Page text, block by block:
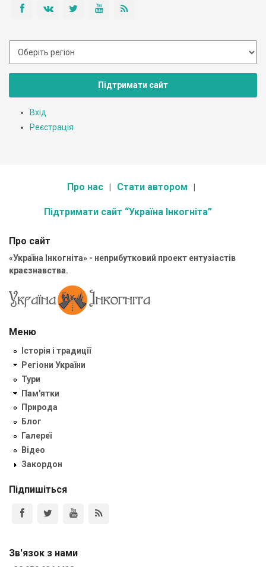
Підтримати сайт
Вхід
Реєстрація
Про нас Стати автором
Підтримати сайт “Україна Інкогніта”
Про сайт
«Україна Інкогніта» - неприбутковий проект ентузіастів
краєзнавства.
Меню
Історія і традиції
Регіони України
Тури
Пам'ятки
Природа
Блог
Галереї
Відео
Закордон
Підпишіться
Зв'язок з нами